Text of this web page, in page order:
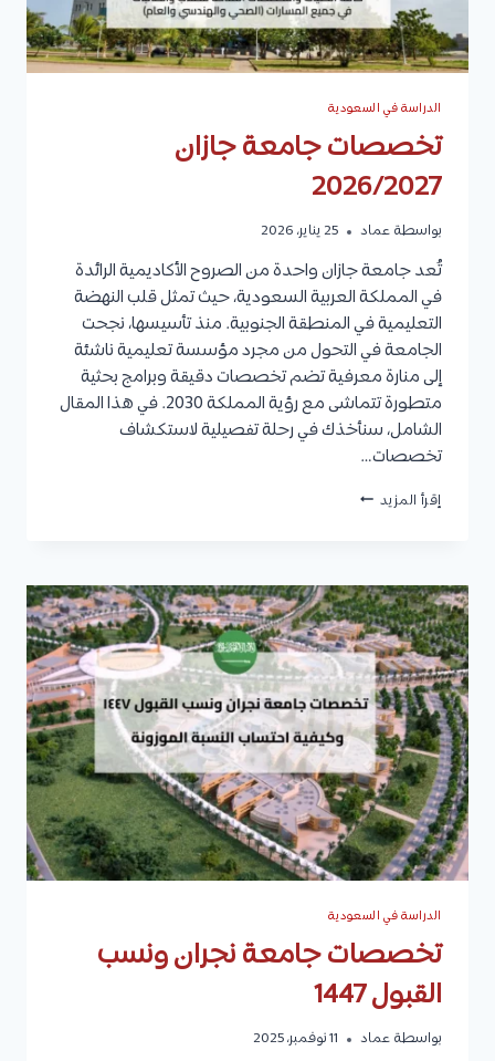
الدراسة في السعودية
تخصصات جامعة جازان
2026/2027
بواسطة عماد 25 يناير، 2026
تُعد جامعة جازان واحدة من الصروح الأكاديمية الرائدة
في المملكة العربية السعودية، حيث تمثل قلب النهضة
التعليمية في المنطقة الجنوبية. منذ تأسيسها، نجحت
الجامعة في التحول من مجرد مؤسسة تعليمية ناشئة
إلى منارة معرفية تضم تخصصات دقيقة وبرامج بحثية
متطورة تتماشى مع رؤية المملكة 2030. في هذا المقال
الشامل، سنأخذك في رحلة تفصيلية لاستكشاف
تخصصات…
إقرأ المزيد تخصصات
الدراسة في السعودية
تخصصات جامعة نجران ونسب
القبول 1447
بواسطة عماد 11 نوفمبر، 2025